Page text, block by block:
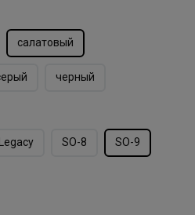
салатовый
черный
Legacy SO-8 SO-9